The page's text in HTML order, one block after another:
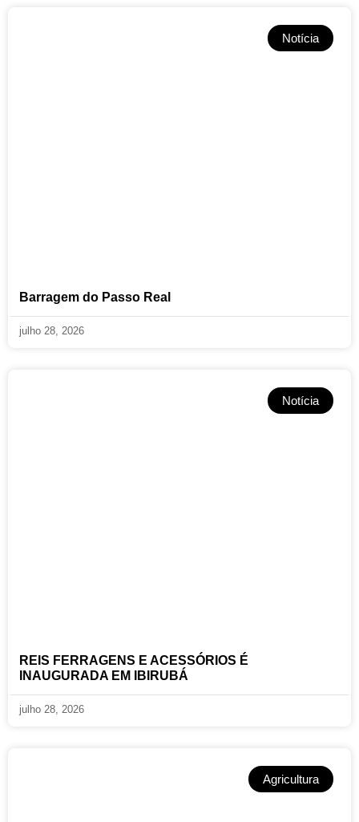
Notícia
Barragem do Passo Real
julho 28, 2026
Notícia
REIS FERRAGENS E ACESSÓRIOS É
INAUGURADA EM IBIRUBÁ
julho 28, 2026
Agricultura